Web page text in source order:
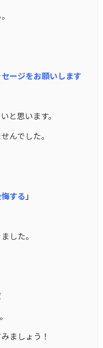
ージをお願いします
と思います。
んでした。
する」
した。
ましょう！